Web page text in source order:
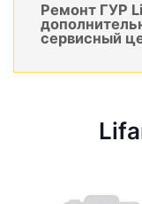
Ремонт ГУР
сервисный